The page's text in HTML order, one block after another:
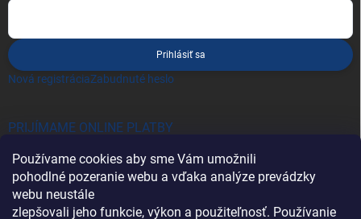
Používame cookies aby sme Vám umožnili
pohodlné pozeranie webu a vďaka analýze prevádzky
webu neustále
zlepšovali jeho funkcie, výkon a použiteľnosť. Používanie
Prihlásiť sa
Nová registráciaZabudnuté heslo
PRIJÍMAME ONLINE PLATBY